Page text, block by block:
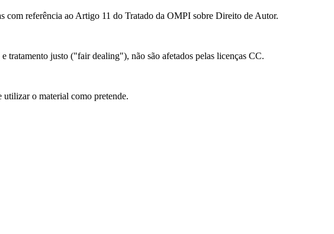
referência ao Artigo 11 do Tratado da OMPI sobre Direito de Autor.
justo ("fair dealing"), não são afetados pelas licenças CC.
o material como pretende.